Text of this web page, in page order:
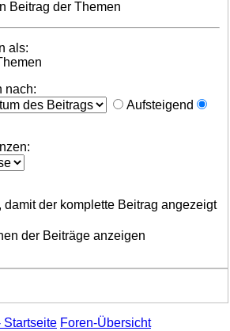
Beitrag der Themen
als:
nach:
Aufsteigend
damit der komplette Beitrag angezeigt
der Beiträge anzeigen
Startseite Foren-Übersicht